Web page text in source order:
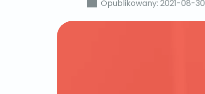
Opublikowany: 2021-08-30